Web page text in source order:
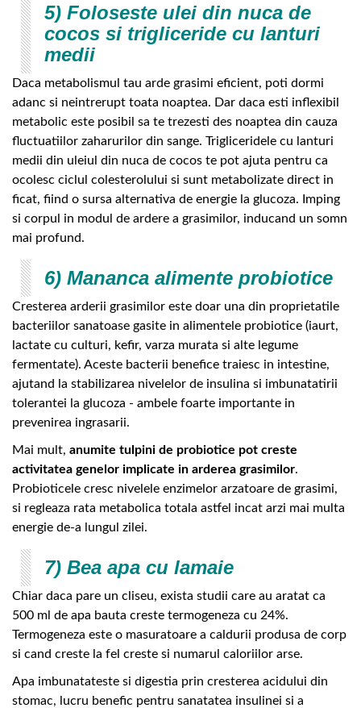
5) Foloseste ulei din nuca de
cocos si trigliceride cu lanturi
medii
Daca metabolismul tau arde grasimi eficient, poti dormi
adanc si neintrerupt toata noaptea. Dar daca esti inflexibil
metabolic este posibil sa te trezesti des noaptea din cauza
fluctuatiilor zaharurilor din sange. Trigliceridele cu lanturi
medii din uleiul din nuca de cocos te pot ajuta pentru ca
ocolesc ciclul colesterolului si sunt metabolizate direct in
ficat, fiind o sursa alternativa de energie la glucoza. Imping
si corpul in modul de ardere a grasimilor, inducand un somn
mai profund.
6) Mananca alimente probiotice
Cresterea arderii grasimilor este doar una din proprietatile
bacteriilor sanatoase gasite in alimentele probiotice (iaurt,
lactate cu culturi, kefir, varza murata si alte legume
fermentate). Aceste bacterii benefice traiesc in intestine,
ajutand la stabilizarea nivelelor de insulina si imbunatatirii
tolerantei la glucoza - ambele foarte importante in
prevenirea ingrasarii.
Mai mult, anumite tulpini de probiotice pot creste
activitatea genelor implicate in arderea grasimilor.
Probioticele cresc nivelele enzimelor arzatoare de grasimi,
si regleaza rata metabolica totala astfel incat arzi mai multa
energie de-a lungul zilei.
7) Bea apa cu lamaie
Chiar daca pare un cliseu, exista studii care au aratat ca
500 ml de apa bauta creste termogeneza cu 24%.
Termogeneza este o masuratoare a caldurii produsa de corp
si cand creste la fel creste si numarul caloriilor arse.
Apa imbunatateste si digestia prin cresterea acidului din
stomac, lucru benefic pentru sanatatea insulinei si a